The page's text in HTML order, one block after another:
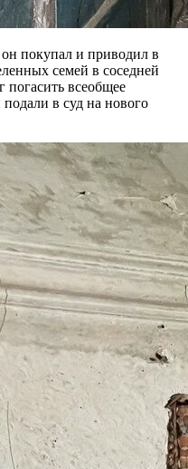
покупал и приводил в
семей в соседней
погасить всеобщее
в суд на нового